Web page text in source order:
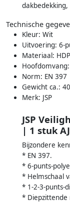
Technische
Kleur: Wit
Uitvoering: 6-
Materiaal:
Norm: EN 397
Gewicht ca.:
Merk: JSP
JSP
| 1 stuk
Bijzondere
* EN 397.
* 6-punts-
* Helmschaal
* 1-2-3-punts-
*